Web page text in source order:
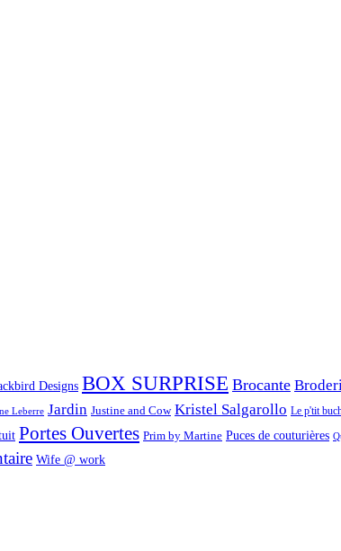
Designs BOX SURPRISE Brocante
Leberre Jardin Justine and Cow Kristel Salgarollo Le p'tit
Portes Ouvertes Prim by Martine Puces de couturières
Wife @ work